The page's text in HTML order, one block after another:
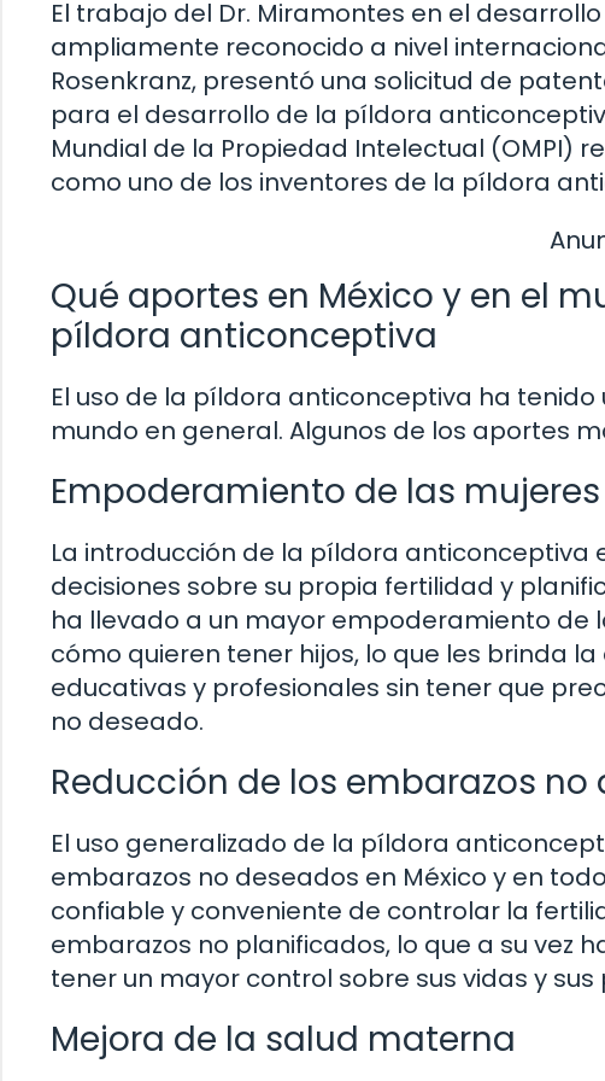
El trabajo del Dr. Miramontes en el
ampliamente reconocido a nivel
Rosenkranz, presentó una solicitud de
para el desarrollo de la píldora
Mundial de la Propiedad Intelectual (OMPI)
como uno de los inventores de la píldora
Qué aportes en México y en el
píldora anticonceptiva
El uso de la píldora anticonceptiva ha
mundo en general. Algunos de los aportes
Empoderamiento de las mujeres
La introducción de la píldora
decisiones sobre su propia fertilidad y
ha llevado a un mayor empoderamiento de
cómo quieren tener hijos, lo que les brinda
educativas y profesionales sin tener que
no deseado.
Reducción de los embarazos no
El uso generalizado de la píldora
embarazos no deseados en México y en
confiable y conveniente de controlar la
embarazos no planificados, lo que a su vez
tener un mayor control sobre sus vidas y sus
Mejora de la salud materna